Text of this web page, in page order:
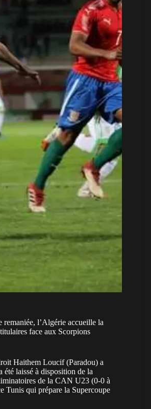
remaniée, l’Algérie accueille la
face aux Scorpions
Haithem Loucif (Paradou) a
été laissé à disposition de la
de la CAN U23 (0-0 à
Tunis qui prépare la Supercoupe